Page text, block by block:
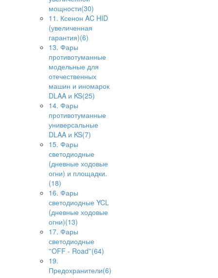
мощности(30)
11. Ксенон AC HID
(увеличенная
гарантия)(6)
13. Фары
противотуманные
модельные для
отечественных
машин и иномарок
DLAA и KS(25)
14. Фары
противотуманные
универсальные
DLAA и KS(7)
15. Фары
светодиодные
(дневные ходовые
огни) и площадки.
(18)
16. Фары
светодиодные YCL
(дневные ходовые
огни)(13)
17. Фары
светодиодные
''OFF - Road''(64)
19.
Предохранители(6)